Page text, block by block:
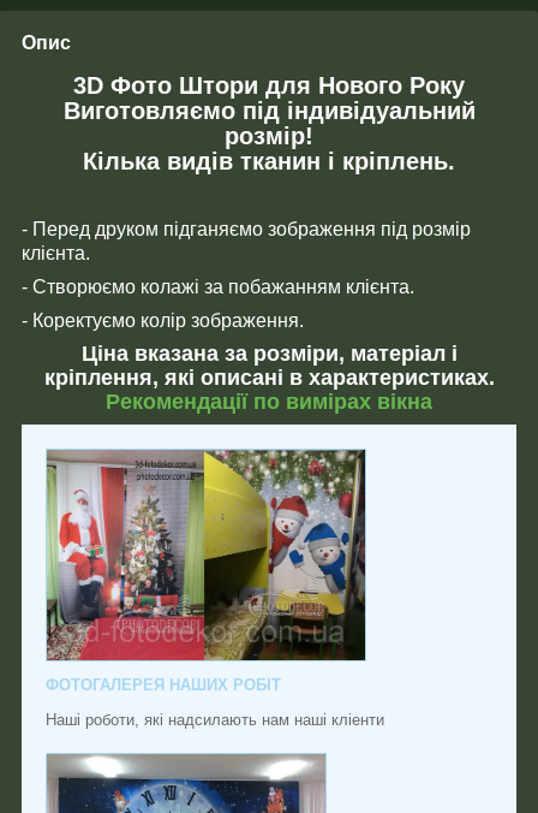
Опис
3D Фото Штори для Нового Року
Виготовляємо під індивідуальний
розмір!
Кілька видів тканин і кріплень.
- Перед друком підганяємо зображення під розмір
клієнта.
- Створюємо колажі за побажанням клієнта.
- Коректуємо колір зображення.
Ціна вказана за розміри, матеріал і
кріплення, які описані в характеристиках.
Рекомендації по вимірах вікна
ФОТОГАЛЕРЕЯ НАШИХ РОБІТ
Наші роботи, які надсилають нам наші кліенти